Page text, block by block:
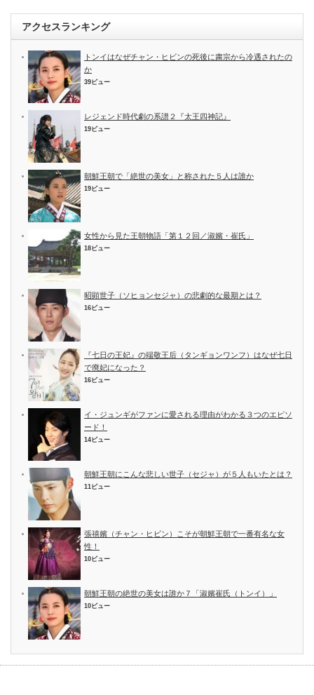
アクセスランキング
トンイはなぜチャン・ヒビンの死後に粛宗から冷遇されたの
か
39ビュー
レジェンド時代劇の系譜２『太王四神記』
19ビュー
朝鮮王朝で「絶世の美女」と称された５人は誰か
19ビュー
女性から見た王朝物語「第１２回／淑嬪・崔氏」
18ビュー
昭顕世子（ソヒョンセジャ）の悲劇的な最期とは？
16ビュー
『七日の王妃』の端敬王后（タンギョンワンフ）はなぜ七日
で廃妃になった？
16ビュー
イ・ジュンギがファンに愛される理由がわかる３つのエピソ
ード！
14ビュー
朝鮮王朝にこんな悲しい世子（セジャ）が５人もいたとは？
11ビュー
張禧嬪（チャン・ヒビン）こそが朝鮮王朝で一番有名な女
性！
10ビュー
朝鮮王朝の絶世の美女は誰か７「淑嬪崔氏（トンイ）」
10ビュー